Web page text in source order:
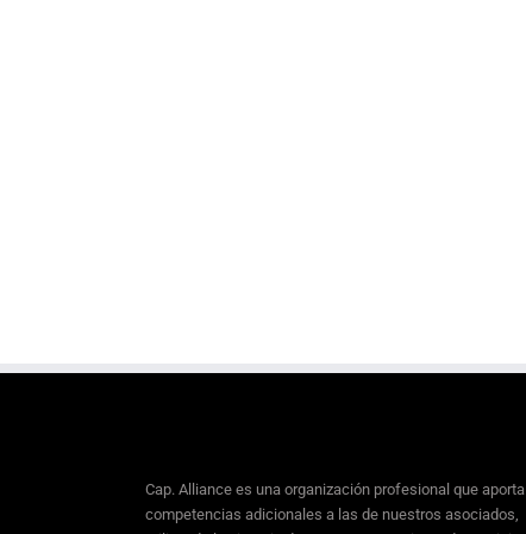
Cap. Alliance es una organización profesional que aporta
competencias adicionales a las de nuestros asociados,